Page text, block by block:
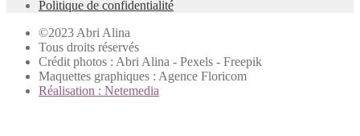
Politique de confidentialité
©2023 Abri Alina
Tous droits réservés
Crédit photos : Abri Alina - Pexels - Freepik
Maquettes graphiques : Agence Floricom
Réalisation : Netemedia